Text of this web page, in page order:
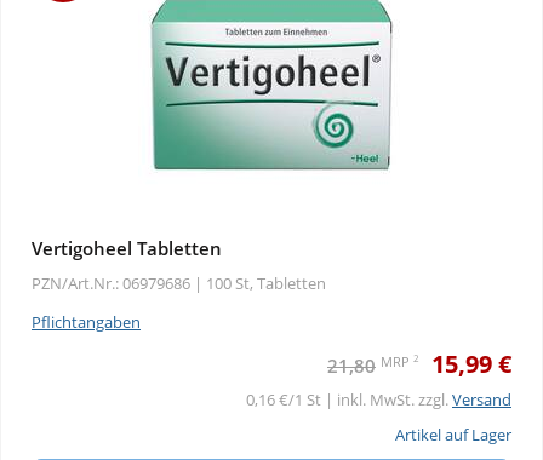
Vertigoheel Tabletten
PZN/Art.Nr.: 06979686 | 100 St, Tabletten
Pflichtangaben
21,80 MRP 2 15,99 €
0,16 €/1 St | inkl. MwSt. zzgl.Versand
Artikel auf Lager